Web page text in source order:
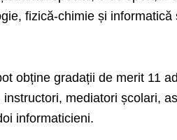
fizică-chimie și informatică
obține gradații de merit 11
mediatori școlari,
informaticieni.